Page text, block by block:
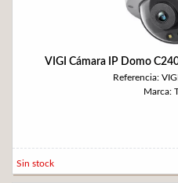
VIGI Cámara IP Domo
Referencia:
Marca:
Sin stock